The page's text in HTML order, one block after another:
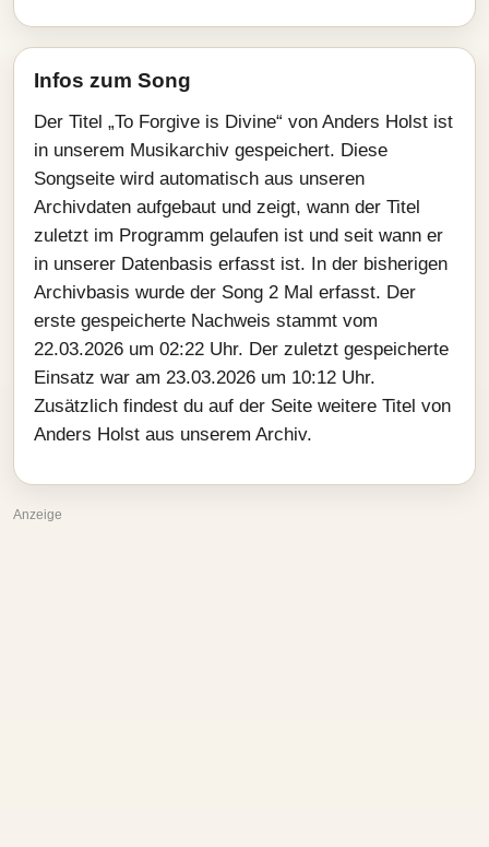
Infos zum Song
Der Titel „To Forgive is Divine“ von Anders Holst ist
in unserem Musikarchiv gespeichert. Diese
Songseite wird automatisch aus unseren
Archivdaten aufgebaut und zeigt, wann der Titel
zuletzt im Programm gelaufen ist und seit wann er
in unserer Datenbasis erfasst ist. In der bisherigen
Archivbasis wurde der Song 2 Mal erfasst. Der
erste gespeicherte Nachweis stammt vom
22.03.2026 um 02:22 Uhr. Der zuletzt gespeicherte
Einsatz war am 23.03.2026 um 10:12 Uhr.
Zusätzlich findest du auf der Seite weitere Titel von
Anders Holst aus unserem Archiv.
Anzeige